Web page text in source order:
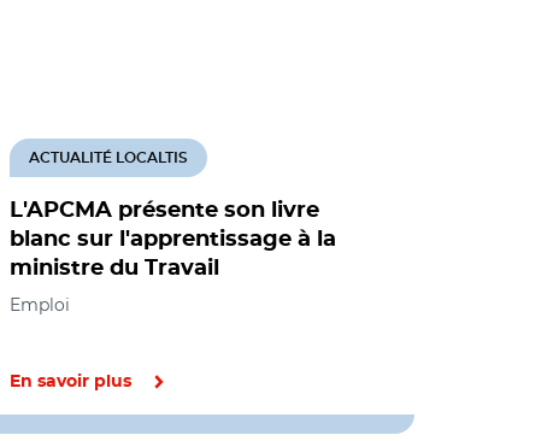
L'APCMA présente son livre
blanc sur l'apprentissage à la
ministre du Travail
ACTUALITÉ LOCALTIS
Emploi
En savoir plus